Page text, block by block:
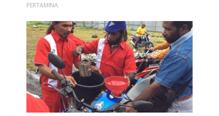
PERTAMINA